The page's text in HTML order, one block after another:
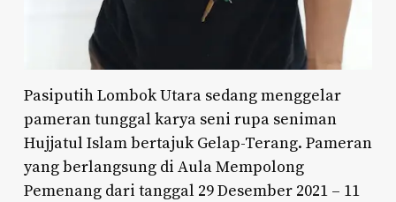
Pasiputih Lombok Utara sedang menggelar
pameran tunggal karya seni rupa seniman
Hujjatul Islam bertajuk Gelap-Terang. Pameran
yang berlangsung di Aula Mempolong
Pemenang dari tanggal 29 Desember 2021 – 11